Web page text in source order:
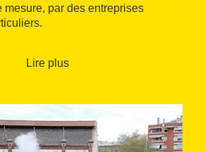
mesure, par des entreprises
ressources : une
de fer à travers un parcours
Lire plus